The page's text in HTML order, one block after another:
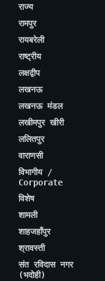
राज्य
रामपुर
रायबरेली
राष्ट्रीय
लक्षद्वीप
लखनऊ
लखनऊ मंडल
लखीमपुर खीरी
ललितपुर
वाराणसी
विभागीय /
Corporate
विशेष
शामली
शाहजहाँपुर
श्रावस्ती
संत रविदास नगर
(भदोही)